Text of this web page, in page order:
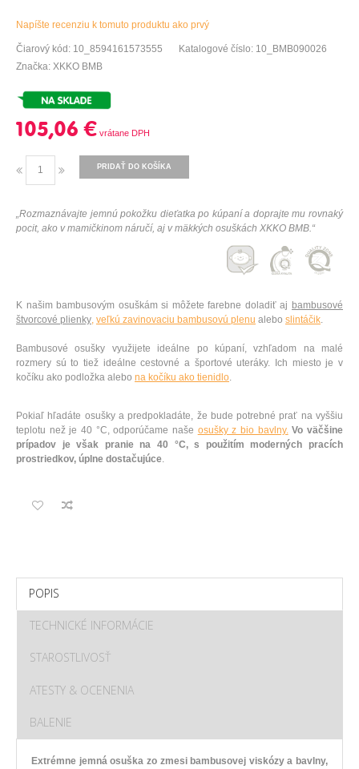
Napíšte recenziu k tomuto produktu ako prvý
Čiarový kód: 10_8594161573555
Katalogové číslo: 10_BMB090026
Značka: XKKO BMB
105,06 €
PRIDAŤ DO KOŠÍKA
„Rozmaznávajte jemnú pokožku dieťatka po kúpaní a doprajte mu rovnaký
pocit, ako v mamičkinom náručí, aj v mäkkých osuškách XKKO BMB.“
K našim bambusovým osuškám si môžete farebne doladiť aj bambusové
štvorcové plienky, veľkú zavinovaciu bambusovú plenu alebo slintáčik.
Bambusové osušky využijete ideálne po kúpaní, vzhľadom na malé
rozmery sú to tiež ideálne cestovné a športové uteráky. Ich miesto je v
kočíku ako podložka alebo na kočíku ako tienidlo.
Pokiaľ hľadáte osušky a predpokladáte, že bude potrebné prať na vyššiu
teplotu než je 40 °C, odporúčame naše osušky z bio bavlny. Vo väčšine
prípadov je však pranie na 40 °C, s použitím moderných pracích
prostriedkov, úplne dostačujúce.
POPIS
TECHNICKÉ INFORMÁCIE
STAROSTLIVOSŤ
ATESTY & OCENENIA
BALENIE
Extrémne jemná osuška zo zmesi bambusovej viskózy a bavlny,